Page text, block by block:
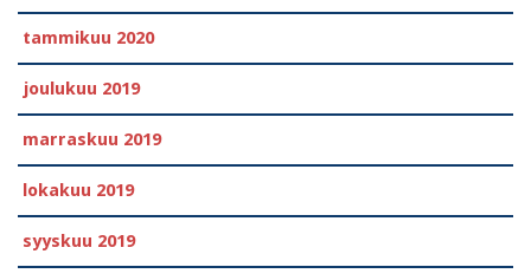
tammikuu 2020
joulukuu 2019
marraskuu 2019
lokakuu 2019
syyskuu 2019